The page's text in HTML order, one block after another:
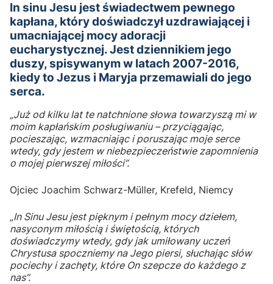
In sinu Jesu jest świadectwem pewnego
kapłana, który doświadczył uzdrawiającej i
umacniającej mocy adoracji
eucharystycznej. Jest dziennikiem jego
duszy, spisywanym w latach 2007-2016,
kiedy to Jezus i Maryja przemawiali do jego
serca.
„Już od kilku lat te natchnione słowa towarzyszą mi w
moim kapłańskim posługiwaniu – przyciągając,
pocieszając, wzmacniając i poruszając moje serce
wtedy, gdy jestem w niebezpieczeństwie zapomnienia
o mojej pierwszej miłości”.
Ojciec Joachim Schwarz-Müller, Krefeld, Niemcy
„In Sinu Jesu jest pięknym i pełnym mocy dziełem,
nasyconym miłością i świętością, których
doświadczymy wtedy, gdy jak umiłowany uczeń
Chrystusa spoczniemy na Jego piersi, słuchając słów
pociechy i zachęty, które On szepcze do każdego z
nas”.